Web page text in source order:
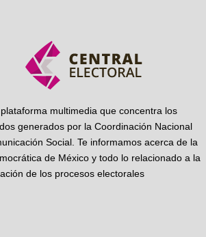
multimedia que concentra los
generados por la Coordinación Nacional
Social. Te informamos acerca de la
de México y todo lo relacionado a la
de los procesos electorales